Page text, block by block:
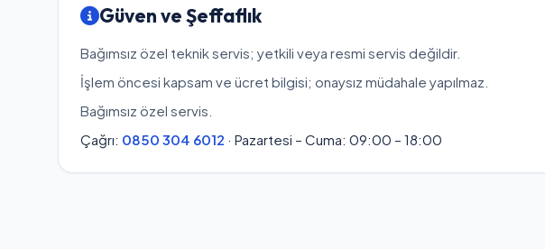
Güven ve Şeffaflık
Bağımsız özel teknik servis; yetkili veya resmi servis değildir.
İşlem öncesi kapsam ve ücret bilgisi; onaysız müdahale yapılmaz.
Bağımsız özel servis.
Çağrı: 0850 304 6012 · Pazartesi – Cuma: 09:00 – 18:00